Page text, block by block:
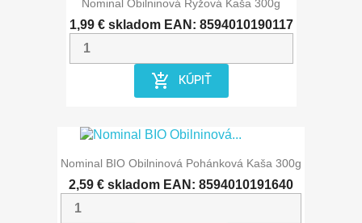
Nominal Obilninová Ryžová Kaša 300g
1,99 € skladom EAN: 8594010190117
add_shopping_cart KÚPIŤ
Nominal BIO Obilninová Pohánková Kaša 300g
2,59 € skladom EAN: 8594010191640